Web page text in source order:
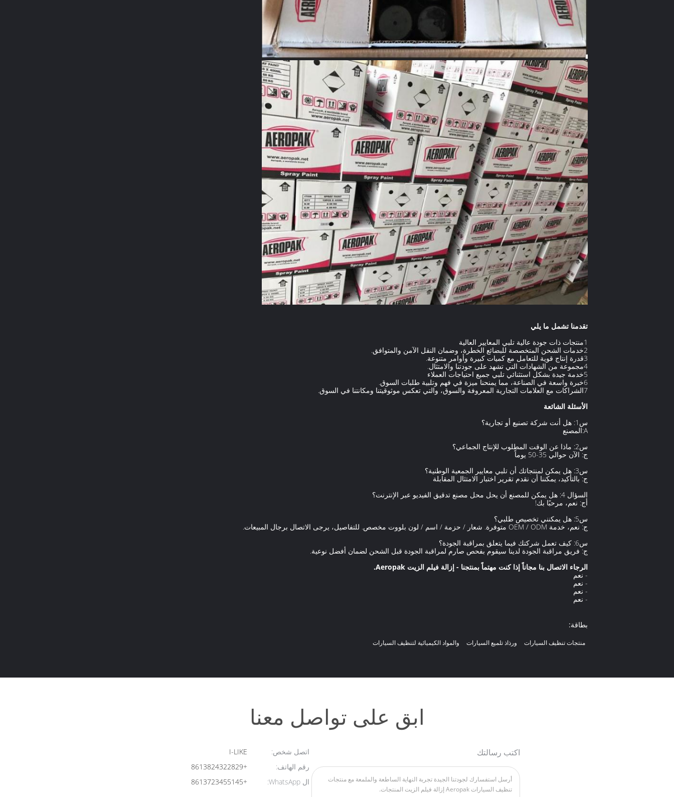
تقدمنا تشمل ما يلي
1منتجات ذات جودة عالية تلبي المعايير العالية
2خدمات الشحن المتخصصة للبضائع الخطرة، وضمان النقل الآمن والمتوافق.
3قدرة إنتاج قوية للتعامل مع كميات كبيرة وأوامر متنوعة.
4مجموعة من الشهادات التي تشهد على جودتنا والامتثال.
5خدمة جيدة بشكل استثنائي تلبي جميع احتياجات العملاء
6خبرة واسعة في الصناعة، مما يمنحنا ميزة في فهم وتلبية طلبات السوق.
7الشراكات مع العلامات التجارية المعروفة والسوق، والتي تعكس موثوقيتنا ومكانتنا في السوق.
الأسئلة الشائعة
س1: هل أنت شركة تصنيع أو تجارية؟
A:المصنع
س2: ماذا عن الوقت المطلوب للإنتاج الجماعي؟
ج: الآن حوالي 35-50 يوماً
س3: هل يمكن لمنتجاتك أن تلبي معايير الجمعية الوطنية؟
ج: بالتأكيد، يمكننا أن نقدم تقرير اختبار الامتثال المقابلة
السؤال 4: هل يمكن للمصنع أن يحل محل مصنع تدقيق الفيديو عبر الإنترنت؟
أج: نعم، مرحبًا بك!
س5: هل يمكنني تخصيص طلبي؟
ج: نعم، خدمة OEM / ODM متوفرة. شعار / حزمة / اسم / لون بلووت مخصص. للتفاصيل، يرجى الاتصال برجال المبيعات.
س6: كيف تعمل شركتك فيما يتعلق بمراقبة الجودة؟
ج: فريق مراقبة الجودة لدينا سيقوم بفحص صارم لمراقبة الجودة قبل الشحن لضمان أفضل نوعية.
الرجاء الاتصال بنا مجاناً إذا كنت مهتماً بمنتجنا - إزالة فيلم الزيت Aeropak.
- نعم
- نعم
- نعم
- نعم
بطاقة:
منتجات تنظيف السيارات ورذاذ تلميع السيارات والمواد الكيميائية لتنظيف السيارات
ابق على تواصل معنا
اتصل شخص:
رقم الهاتف:
+8613824322829
ال WhatsApp:
+8613723455145
اكتب رسالتك